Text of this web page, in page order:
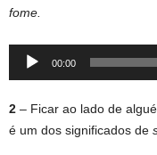
fome.
Audio
00:00
2 – Ficar ao lado de
é um dos significados de